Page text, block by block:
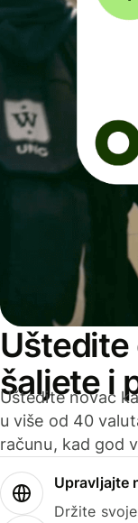
šaljete i
Uštedite novac
u više od 40
računu, kad god
Upravljajte
Držite